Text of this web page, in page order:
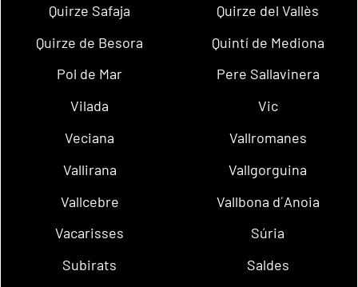
Quirze Safaja
Quirze del Vallès
Quirze de Besora
Quintí de Mediona
Pol de Mar
Pere Sallavinera
Vilada
Vic
Veciana
Vallromanes
Vallirana
Vallgorguina
Vallcebre
Vallbona d´Anoia
Vacarisses
Súria
Subirats
Saldes